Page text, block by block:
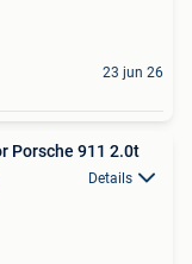
23 jun 26
Porsche 911 2.0t
Details